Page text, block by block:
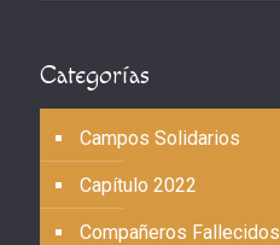
Categorías
Campos Solidarios
Capítulo 2022
Compañeros Fallecidos